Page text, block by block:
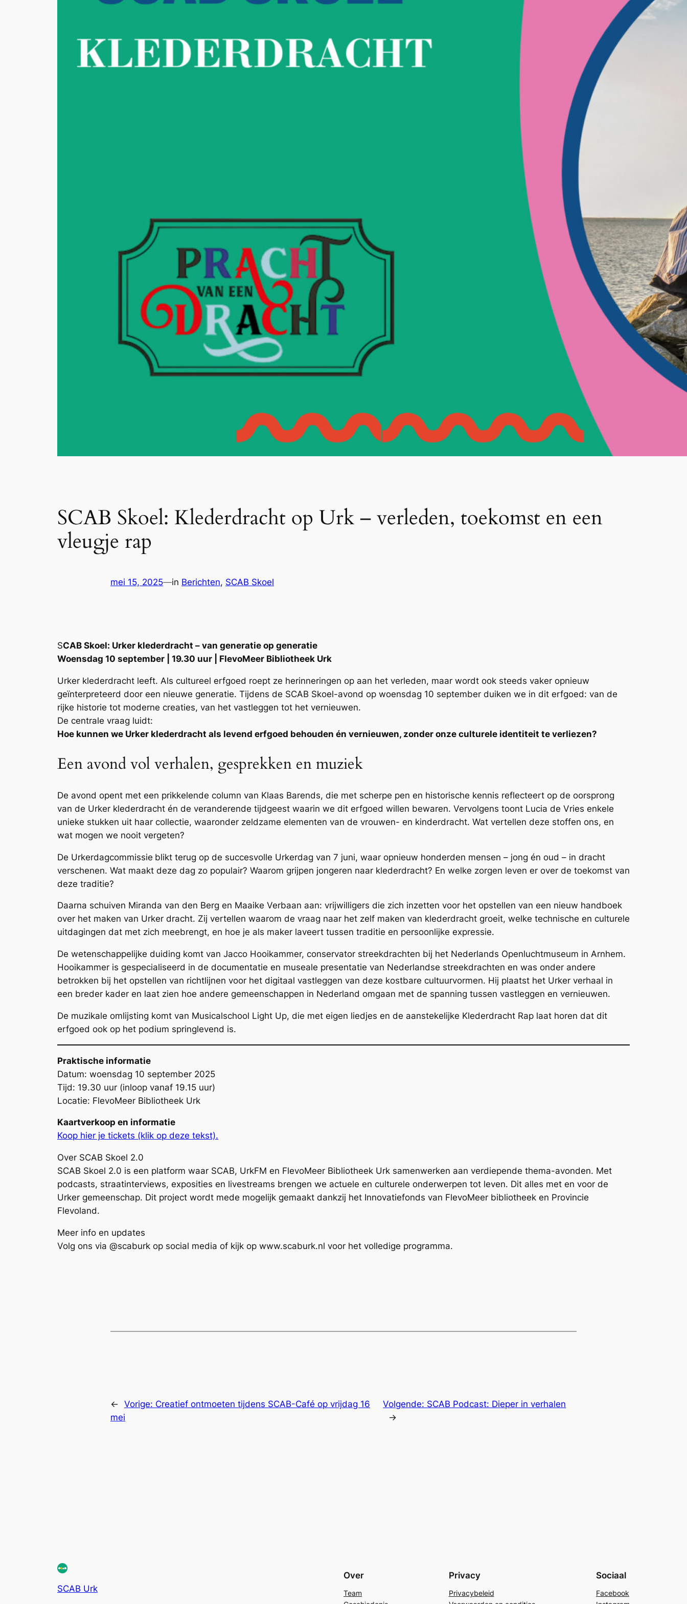
SCAB Skoel: Klederdracht op Urk – verleden, toekomst en een
vleugje rap
mei 15, 2025—in Berichten, SCAB Skoel
SCAB Skoel: Urker klederdracht – van generatie op generatie
Woensdag 10 september | 19.30 uur | FlevoMeer Bibliotheek Urk
Urker klederdracht leeft. Als cultureel erfgoed roept ze herinneringen op aan het verleden, maar wordt ook steeds vaker opnieuw
geïnterpreteerd door een nieuwe generatie. Tijdens de SCAB Skoel-avond op woensdag 10 september duiken we in dit erfgoed: van de
rijke historie tot moderne creaties, van het vastleggen tot het vernieuwen.
De centrale vraag luidt:
Hoe kunnen we Urker klederdracht als levend erfgoed behouden én vernieuwen, zonder onze culturele identiteit te verliezen?
Een avond vol verhalen, gesprekken en muziek
De avond opent met een prikkelende column van Klaas Barends, die met scherpe pen en historische kennis reflecteert op de oorsprong
van de Urker klederdracht én de veranderende tijdgeest waarin we dit erfgoed willen bewaren. Vervolgens toont Lucia de Vries enkele
unieke stukken uit haar collectie, waaronder zeldzame elementen van de vrouwen- en kinderdracht. Wat vertellen deze stoffen ons, en
wat mogen we nooit vergeten?
De Urkerdagcommissie blikt terug op de succesvolle Urkerdag van 7 juni, waar opnieuw honderden mensen – jong én oud – in dracht
verschenen. Wat maakt deze dag zo populair? Waarom grijpen jongeren naar klederdracht? En welke zorgen leven er over de toekomst van
deze traditie?
Daarna schuiven Miranda van den Berg en Maaike Verbaan aan: vrijwilligers die zich inzetten voor het opstellen van een nieuw handboek
over het maken van Urker dracht. Zij vertellen waarom de vraag naar het zelf maken van klederdracht groeit, welke technische en culturele
uitdagingen dat met zich meebrengt, en hoe je als maker laveert tussen traditie en persoonlijke expressie.
De wetenschappelijke duiding komt van Jacco Hooikammer, conservator streekdrachten bij het Nederlands Openluchtmuseum in Arnhem.
Hooikammer is gespecialiseerd in de documentatie en museale presentatie van Nederlandse streekdrachten en was onder andere
betrokken bij het opstellen van richtlijnen voor het digitaal vastleggen van deze kostbare cultuurvormen. Hij plaatst het Urker verhaal in
een breder kader en laat zien hoe andere gemeenschappen in Nederland omgaan met de spanning tussen vastleggen en vernieuwen.
De muzikale omlijsting komt van Musicalschool Light Up, die met eigen liedjes en de aanstekelijke Klederdracht Rap laat horen dat dit
erfgoed ook op het podium springlevend is.
Praktische informatie
Datum: woensdag 10 september 2025
Tijd: 19.30 uur (inloop vanaf 19.15 uur)
Locatie: FlevoMeer Bibliotheek Urk
Kaartverkoop en informatie
Koop hier je tickets (klik op deze tekst).
Over SCAB Skoel 2.0
SCAB Skoel 2.0 is een platform waar SCAB, UrkFM en FlevoMeer Bibliotheek Urk samenwerken aan verdiepende thema-avonden. Met
podcasts, straatinterviews, exposities en livestreams brengen we actuele en culturele onderwerpen tot leven. Dit alles met en voor de
Urker gemeenschap. Dit project wordt mede mogelijk gemaakt dankzij het Innovatiefonds van FlevoMeer bibliotheek en Provincie
Flevoland.
Meer info en updates
Volg ons via @scaburk op social media of kijk op www.scaburk.nl voor het volledige programma.
← Vorige: Creatief ontmoeten tijdens SCAB-Café op vrijdag 16
mei
Volgende: SCAB Podcast: Dieper in verhalen
→
SCAB Urk
Over
Team
Privacy
Privacybeleid
Sociaal
Facebook